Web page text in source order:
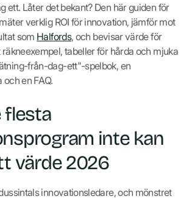
ett. Låter det bekant? Den här guiden för
verklig ROI för innovation, jämför mot
som Halfords, och bevisar värde för
tabeller för hårda och mjuka
från-dag-ett"-spelbok, en
en FAQ.
flesta
inte kan
värde 2026
innovationsledare, och mönstret